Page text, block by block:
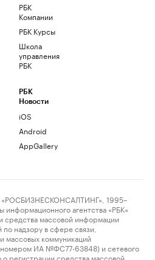
РБК
Компании
РБК Курсы
Школа
управления
РБК
РБК
Новости
iOS
Android
AppGallery
1995–
агентства «РБК»
средства массовой информации
надзору в сфере связи,
массовых коммуникаций
номером ИА №ФС77-63848) и сетевого
о регистрации средства массовой